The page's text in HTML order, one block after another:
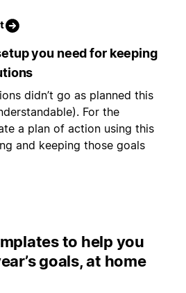
you need for keeping
didn’t go as planned this
For the
a plan of action using this
and keeping those goals
to help you
goals, at home